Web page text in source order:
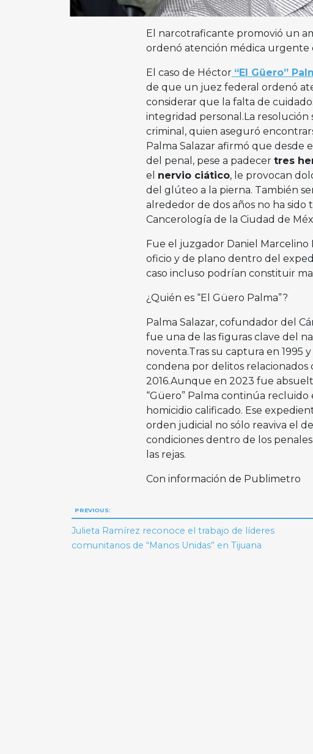
El narcotraficante promovió un
ordenó atención médica urgente
El caso de Héctor “El Güero”
de que un juez federal ordenó
considerar que la falta de
integridad personal.La
criminal, quien aseguró
Palma Salazar afirmó que desde
del penal, pese a padecer tres
el nervio ciático, le provocan
del glúteo a la pierna. También
alrededor de dos años no ha sido
Cancerología de la Ciudad de
Fue el juzgador Daniel
oficio y de plano dentro del
caso incluso podrían constituir
¿Quién es “El Güero Palma”?
Palma Salazar, cofundador del
fue una de las figuras clave del
noventa.Tras su captura en 1995
condena por delitos relacionados
2016.Aunque en 2023 fue
“Güero” Palma continúa
homicidio calificado. Ese
orden judicial no sólo reaviva el
condiciones dentro de los
las rejas.
Con información de Publimetro
Navegación
de
PREVIOUS:
Julieta Ramírez reconoce el trabajo de líderes
comunitarios de “Manos Unidas” en Tijuana